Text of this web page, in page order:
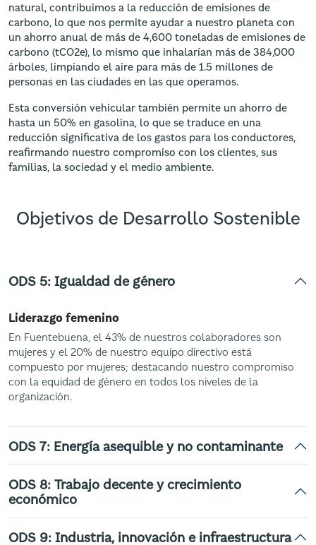
natural, contribuimos a la reducción de emisiones de
carbono, lo que nos permite ayudar a nuestro planeta con
un ahorro anual de más de 4,600 toneladas de emisiones de
carbono (tCO2e), lo mismo que inhalarían más de 384,000
árboles, limpiando el aire para más de 1.5 millones de
personas en las ciudades en las que operamos.
Esta conversión vehicular también permite un ahorro de
hasta un 50% en gasolina, lo que se traduce en una
reducción significativa de los gastos para los conductores,
reafirmando nuestro compromiso con los clientes, sus
familias, la sociedad y el medio ambiente.
Objetivos de Desarrollo Sostenible
ODS 5: Igualdad de género
Liderazgo femenino
En Fuentebuena, el 43% de nuestros colaboradores son
mujeres y el 20% de nuestro equipo directivo está
compuesto por mujeres; destacando nuestro compromiso
con la equidad de género en todos los niveles de la
organización.
ODS 7: Energía asequible y no contaminante
ODS 8: Trabajo decente y crecimiento
económico
ODS 9: Industria, innovación e infraestructura